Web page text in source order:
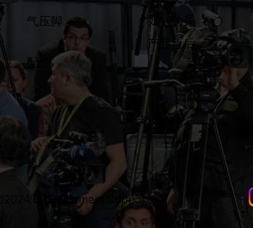
气压脚
配件
如何购买
产品售后
©2024 OZEN Camera Support